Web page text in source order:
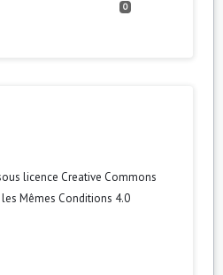
0
licence Creative Commons
Mêmes Conditions 4.0